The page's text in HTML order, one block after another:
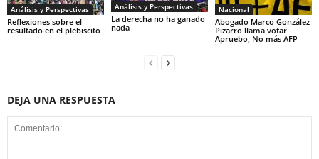
Análisis y Perspectivas
Reflexiones sobre el
resultado en el plebiscito
Análisis y Perspectivas
La derecha no ha ganado
nada
Nacional
Abogado Marco González
Pizarro llama votar
Apruebo, No más AFP
DEJA UNA RESPUESTA